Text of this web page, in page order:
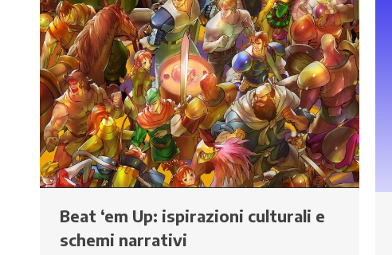
Beat ‘em Up: ispirazioni culturali e
schemi narrativi